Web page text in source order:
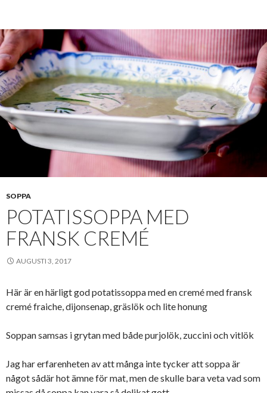
SOPPA
POTATISSOPPA MED
FRANSK CREMÉ
AUGUSTI 3, 2017
Här är en härligt god potatissoppa med en cremé med fransk
cremé fraiche, dijonsenap, gräslök och lite honung
Soppan samsas i grytan med både purjolök, zuccini och vitlök
Jag har erfarenheten av att många inte tycker att soppa är
något sådär hot ämne för mat, men de skulle bara veta vad som